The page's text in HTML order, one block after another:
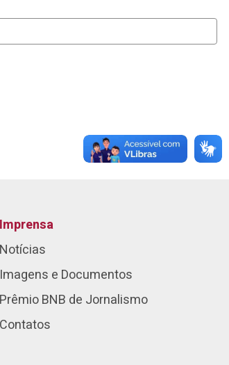
Imprensa
Notícias
Imagens e Documentos
Prêmio BNB de Jornalismo
Contatos